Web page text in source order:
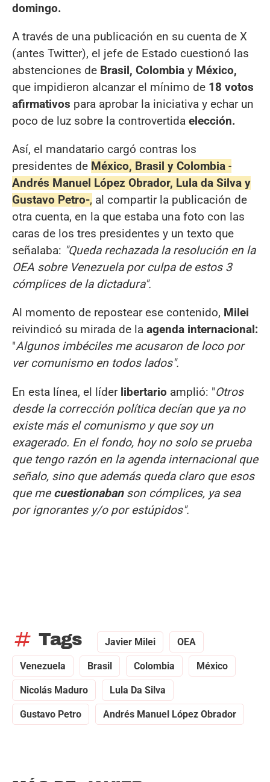
domingo.
A través de una publicación en su cuenta de X
(antes Twitter), el jefe de Estado cuestionó las
abstenciones de Brasil, Colombia y México,
que impidieron alcanzar el mínimo de 18 votos
afirmativos para aprobar la iniciativa y echar un
poco de luz sobre la controvertida elección.
Así, el mandatario cargó contras los
presidentes de México, Brasil y Colombia -
Andrés Manuel López Obrador, Lula da Silva y
Gustavo Petro-, al compartir la publicación de
otra cuenta, en la que estaba una foto con las
caras de los tres presidentes y un texto que
señalaba: "Queda rechazada la resolución en la
OEA sobre Venezuela por culpa de estos 3
cómplices de la dictadura".
Al momento de repostear ese contenido, Milei
reivindicó su mirada de la agenda internacional:
"Algunos imbéciles me acusaron de loco por
ver comunismo en todos lados".
En esta línea, el líder libertario amplió: "Otros
desde la corrección política decían que ya no
existe más el comunismo y que soy un
exagerado. En el fondo, hoy no solo se prueba
que tengo razón en la agenda internacional que
señalo, sino que además queda claro que esos
que me cuestionabanson cómplices, ya sea
por ignorantes y/o por estúpidos".
tag Tags Javier Milei OEA
Venezuela Brasil Colombia México
Nicolás Maduro Lula Da Silva
Gustavo Petro Andrés Manuel López Obrador